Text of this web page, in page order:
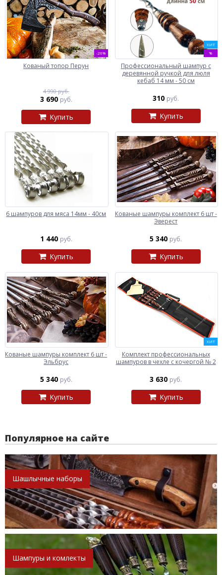
-26%
Кованый топор Перун
4 990 руб.
3 690 руб.
Купить
ХИТ
%
Профессиональный шампур с
деревянной ручкой для люля
кебаб 14 мм - 50 см
310 руб.
Купить
6 шампуров для мяса 14мм - 40см
1 440 руб.
Купить
Кованые шампуры комплект 6 шт -
Эверест
5 340 руб.
Купить
Кованые шампуры комплект 6 шт -
Эльбрус
5 340 руб.
Купить
ХИТ
Комплект профессиональных
шампуров в чехле с кочергой № 2
3 630 руб.
Купить
Популярное на сайте
Шашлычные наборы
Шампуры и комлекты